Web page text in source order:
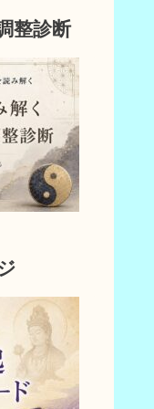
整診断